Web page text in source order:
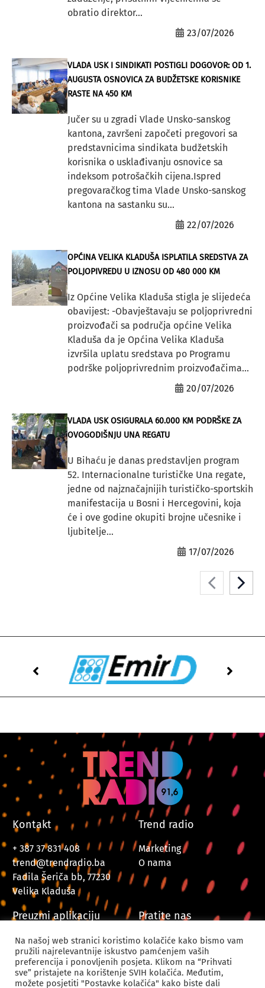
obratio direktor...
23/07/2026
VLADA USK I SINDIKATI POSTIGLI DOGOVOR: OD 1.
AUGUSTA OSNOVICA ZA BUDŽETSKE KORISNIKE
RASTE NA 450 KM
Jučer su u zgradi Vlade Unsko-sanskog
kantona, završeni započeti pregovori sa
predstavnicima sindikata budžetskih
korisnika o usklađivanju osnovice sa
indeksom potrošačkih cijena.Ispred
pregovaračkog tima Vlade Unsko-sanskog
kantona na sastanku su...
22/07/2026
OPĆINA VELIKA KLADUŠA ISPLATILA SREDSTVA ZA
POLJOPIVREDU U IZNOSU OD 480 000 KM
Iz Općine Velika Kladuša stigla je slijedeća
obavijest: -Obavještavaju se poljoprivredni
proizvođači sa područja općine Velika
Kladuša da je Općina Velika Kladuša
izvršila uplatu sredstava po Programu
podrške poljoprivrednim proizvođačima...
20/07/2026
VLADA USK OSIGURALA 60.000 KM PODRŠKE ZA
OVOGODIŠNJU UNA REGATU
U Bihaću je danas predstavljen program
52. Internacionalne turističke Una regate,
jedne od najznačajnijih turističko-sportskih
manifestacija u Bosni i Hercegovini, koja
će i ove godine okupiti brojne učesnike i
ljubitelje...
17/07/2026
Kontakt
+ 387 37 831 408
trend@trendradio.ba
Fadila Šeriča bb, 77230
Velika Kladuša
Trend radio
Marketing
O nama
Preuzmi aplikaciju Pratite nas
Na našoj web stranici koristimo kolačiće kako bismo vam
pružili najrelevantnije iskustvo pamćenjem vaših
preferencija i ponovljenih posjeta. Klikom na “Prihvati
sve” pristajete na korištenje SVIH kolačića. Međutim,
možete posjetiti "Postavke kolačića" kako biste dali